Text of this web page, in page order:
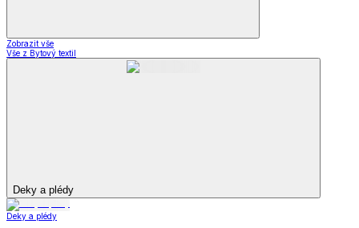
Zobrazit vše
Vše z Bytový textil
Deky a plédy
Deky a plédy